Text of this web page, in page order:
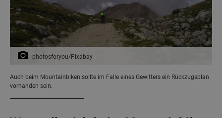
photosforyou/Pixabay
Auch beim Mountainbiken sollte im Falle eines Gewitters ein Rückzugsplan
vorhanden sein.